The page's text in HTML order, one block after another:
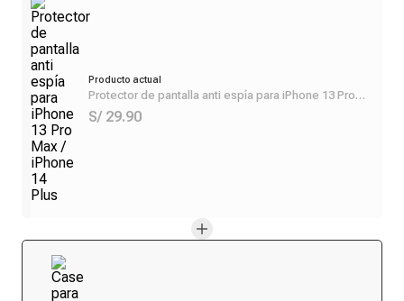
Producto actual
Protector de pantalla anti espía para iPhone 13 Pro
Max / iPhone 14 Plus
S/ 29.90